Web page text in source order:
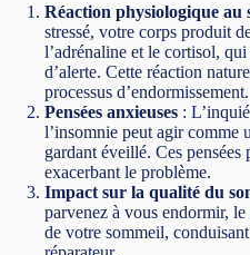
Réaction physiologique au
stressé, votre corps produit
l’adrénaline et le cortisol,
d’alerte. Cette réaction
processus d’endormissement.
Pensées anxieuses :
l’insomnie peut agir comme
gardant éveillé. Ces
exacerbant le problème.
Impact sur la qualité du
parvenez à vous endormir,
de votre sommeil,